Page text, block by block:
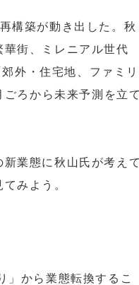
構築が動き出した。秋
街、ミレニアル世代
外・住宅地、ファミリ
ろから未来予測を立
業態に秋山氏が考え
みよう。
」から業態転換するこ